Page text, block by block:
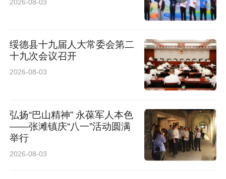
味酸奶。
控重不是追求纤瘦，而是帮孩子养成受益一生的
专家简介
2026-08-03
绥德县十九届人大常委会第二
十九次会议召开
2026-08-03
弘扬“巴山精神” 永葆军人本色
——张滩镇庆“八一”活动圆满
举行
2026-08-03